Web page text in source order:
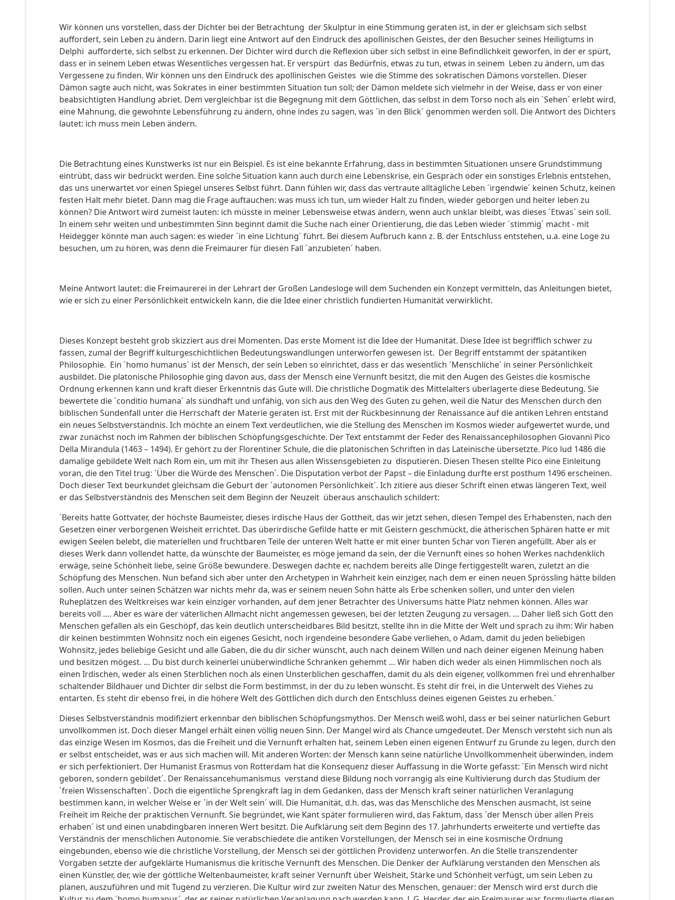
Wir können uns vorstellen, dass der Dichter bei der Betrachtung der Skulptur in eine Stimmung geraten ist, in der er gleichsam sich selbst
auffordert, sein Leben zu ändern. Darin liegt eine Antwort auf den Eindruck des apollinischen Geistes, der den Besucher seines Heiligtums in
Delphi aufforderte, sich selbst zu erkennen. Der Dichter wird durch die Reflexion über sich selbst in eine Befindlichkeit geworfen, in der er spürt,
dass er in seinem Leben etwas Wesentliches vergessen hat. Er verspürt das Bedürfnis, etwas zu tun, etwas in seinem Leben zu ändern, um das
Vergessene zu finden. Wir können uns den Eindruck des apollinischen Geistes wie die Stimme des sokratischen Dämons vorstellen. Dieser
Dämon sagte auch nicht, was Sokrates in einer bestimmten Situation tun soll; der Dämon meldete sich vielmehr in der Weise, dass er von einer
beabsichtigten Handlung abriet. Dem vergleichbar ist die Begegnung mit dem Göttlichen, das selbst in dem Torso noch als ein ´Sehen´ erlebt wird,
eine Mahnung, die gewohnte Lebensführung zu ändern, ohne indes zu sagen, was ´in den Blick´ genommen werden soll. Die Antwort des Dichters
lautet: ich muss mein Leben ändern.
Die Betrachtung eines Kunstwerks ist nur ein Beispiel. Es ist eine bekannte Erfahrung, dass in bestimmten Situationen unsere Grundstimmung
eintrübt, dass wir bedrückt werden. Eine solche Situation kann auch durch eine Lebenskrise, ein Gespräch oder ein sonstiges Erlebnis entstehen,
das uns unerwartet vor einen Spiegel unseres Selbst führt. Dann fühlen wir, dass das vertraute alltägliche Leben ´irgendwie´ keinen Schutz, keinen
festen Halt mehr bietet. Dann mag die Frage auftauchen: was muss ich tun, um wieder Halt zu finden, wieder geborgen und heiter leben zu
können? Die Antwort wird zumeist lauten: ich müsste in meiner Lebensweise etwas ändern, wenn auch unklar bleibt, was dieses ´Etwas´ sein soll.
In einem sehr weiten und unbestimmten Sinn beginnt damit die Suche nach einer Orientierung, die das Leben wieder ´stimmig´ macht - mit
Heidegger könnte man auch sagen: es wieder ´in eine Lichtung´ führt. Bei diesem Aufbruch kann z. B. der Entschluss entstehen, u.a. eine Loge zu
besuchen, um zu hören, was denn die Freimaurer für diesen Fall ´anzubieten´ haben.
Meine Antwort lautet: die Freimaurerei in der Lehrart der Großen Landesloge will dem Suchenden ein Konzept vermitteln, das Anleitungen bietet,
wie er sich zu einer Persönlichkeit entwickeln kann, die die Idee einer christlich fundierten Humanität verwirklicht.
Dieses Konzept besteht grob skizziert aus drei Momenten. Das erste Moment ist die Idee der Humanität. Diese Idee ist begrifflich schwer zu
fassen, zumal der Begriff kulturgeschichtlichen Bedeutungswandlungen unterworfen gewesen ist. Der Begriff entstammt der spätantiken
Philosophie. Ein ´homo humanus´ ist der Mensch, der sein Leben so einrichtet, dass er das wesentlich ´Menschliche´ in seiner Persönlichkeit
ausbildet. Die platonische Philosophie ging davon aus, dass der Mensch eine Vernunft besitzt, die mit den Augen des Geistes die kosmische
Ordnung erkennen kann und kraft dieser Erkenntnis das Gute will. Die christliche Dogmatik des Mittelalters überlagerte diese Bedeutung. Sie
bewertete die ´conditio humana´ als sündhaft und unfähig, von sich aus den Weg des Guten zu gehen, weil die Natur des Menschen durch den
biblischen Sündenfall unter die Herrschaft der Materie geraten ist. Erst mit der Rückbesinnung der Renaissance auf die antiken Lehren entstand
ein neues Selbstverständnis. Ich möchte an einem Text verdeutlichen, wie die Stellung des Menschen im Kosmos wieder aufgewertet wurde, und
zwar zunächst noch im Rahmen der biblischen Schöpfungsgeschichte. Der Text entstammt der Feder des Renaissancephilosophen Giovanni Pico
Della Mirandula (1463 – 1494). Er gehört zu der Florentiner Schule, die die platonischen Schriften in das Lateinische übersetzte. Pico lud 1486 die
damalige gebildete Welt nach Rom ein, um mit ihr Thesen aus allen Wissensgebieten zu disputieren. Diesen Thesen stellte Pico eine Einleitung
voran, die den Titel trug: ´Über die Würde des Menschen´. Die Disputation verbot der Papst – die Einladung durfte erst posthum 1496 erscheinen.
Doch dieser Text beurkundet gleichsam die Geburt der ´autonomen Persönlichkeit´. Ich zitiere aus dieser Schrift einen etwas längeren Text, weil
er das Selbstverständnis des Menschen seit dem Beginn der Neuzeit überaus anschaulich schildert:
´Bereits hatte Gottvater, der höchste Baumeister, dieses irdische Haus der Gottheit, das wir jetzt sehen, diesen Tempel des Erhabensten, nach den
Gesetzen einer verborgenen Weisheit errichtet. Das überirdische Gefilde hatte er mit Geistern geschmückt, die ätherischen Sphären hatte er mit
ewigen Seelen belebt, die materiellen und fruchtbaren Teile der unteren Welt hatte er mit einer bunten Schar von Tieren angefüllt. Aber als er
dieses Werk dann vollendet hatte, da wünschte der Baumeister, es möge jemand da sein, der die Vernunft eines so hohen Werkes nachdenklich
erwäge, seine Schönheit liebe, seine Größe bewundere. Deswegen dachte er, nachdem bereits alle Dinge fertiggestellt waren, zuletzt an die
Schöpfung des Menschen. Nun befand sich aber unter den Archetypen in Wahrheit kein einziger, nach dem er einen neuen Sprössling hätte bilden
sollen. Auch unter seinen Schätzen war nichts mehr da, was er seinem neuen Sohn hätte als Erbe schenken sollen, und unter den vielen
Ruheplätzen des Weltkreises war kein einziger vorhanden, auf dem jener Betrachter des Universums hätte Platz nehmen können. Alles war
bereits voll …. Aber es wäre der väterlichen Allmacht nicht angemessen gewesen, bei der letzten Zeugung zu versagen. … Daher ließ sich Gott den
Menschen gefallen als ein Geschöpf, das kein deutlich unterscheidbares Bild besitzt, stellte ihn in die Mitte der Welt und sprach zu ihm: Wir haben
dir keinen bestimmten Wohnsitz noch ein eigenes Gesicht, noch irgendeine besondere Gabe verliehen, o Adam, damit du jeden beliebigen
Wohnsitz, jedes beliebige Gesicht und alle Gaben, die du dir sicher wünscht, auch nach deinem Willen und nach deiner eigenen Meinung haben
und besitzen mögest. … Du bist durch keinerlei unüberwindliche Schranken gehemmt … Wir haben dich weder als einen Himmlischen noch als
einen Irdischen, weder als einen Sterblichen noch als einen Unsterblichen geschaffen, damit du als dein eigener, vollkommen frei und ehrenhalber
schaltender Bildhauer und Dichter dir selbst die Form bestimmst, in der du zu leben wünscht. Es steht dir frei, in die Unterwelt des Viehes zu
entarten. Es steht dir ebenso frei, in die höhere Welt des Göttlichen dich durch den Entschluss deines eigenen Geistes zu erheben.´
Dieses Selbstverständnis modifiziert erkennbar den biblischen Schöpfungsmythos. Der Mensch weiß wohl, dass er bei seiner natürlichen Geburt
unvollkommen ist. Doch dieser Mangel erhält einen völlig neuen Sinn. Der Mangel wird als Chance umgedeutet. Der Mensch versteht sich nun als
das einzige Wesen im Kosmos, das die Freiheit und die Vernunft erhalten hat, seinem Leben einen eigenen Entwurf zu Grunde zu legen, durch den
er selbst entscheidet, was er aus sich machen will. Mit anderen Worten: der Mensch kann seine natürliche Unvollkommenheit überwinden, indem
er sich perfektioniert. Der Humanist Erasmus von Rotterdam hat die Konsequenz dieser Auffassung in die Worte gefasst: ´Ein Mensch wird nicht
geboren, sondern gebildet´. Der Renaissancehumanismus verstand diese Bildung noch vorrangig als eine Kultivierung durch das Studium der
´freien Wissenschaften´. Doch die eigentliche Sprengkraft lag in dem Gedanken, dass der Mensch kraft seiner natürlichen Veranlagung
bestimmen kann, in welcher Weise er ´in der Welt sein´ will. Die Humanität, d.h. das, was das Menschliche des Menschen ausmacht, ist seine
Freiheit im Reiche der praktischen Vernunft. Sie begründet, wie Kant später formulieren wird, das Faktum, dass ´der Mensch über allen Preis
erhaben´ ist und einen unabdingbaren inneren Wert besitzt. Die Aufklärung seit dem Beginn des 17. Jahrhunderts erweiterte und vertiefte das
Verständnis der menschlichen Autonomie. Sie verabschiedete die antiken Vorstellungen, der Mensch sei in eine kosmische Ordnung
eingebunden, ebenso wie die christliche Vorstellung, der Mensch sei der göttlichen Providenz unterworfen. An die Stelle transzendenter
Vorgaben setzte der aufgeklärte Humanismus die kritische Vernunft des Menschen. Die Denker der Aufklärung verstanden den Menschen als
einen Künstler, der, wie der göttliche Weltenbaumeister, kraft seiner Vernunft über Weisheit, Stärke und Schönheit verfügt, um sein Leben zu
planen, auszuführen und mit Tugend zu verzieren. Die Kultur wird zur zweiten Natur des Menschen, genauer: der Mensch wird erst durch die